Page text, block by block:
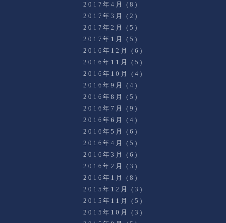
2017年4月
(8)
2017年3月
(2)
2017年2月
(5)
2017年1月
(5)
2016年12月
(6)
2016年11月
(5)
2016年10月
(4)
2016年9月
(4)
2016年8月
(5)
2016年7月
(9)
2016年6月
(4)
2016年5月
(6)
2016年4月
(5)
2016年3月
(6)
2016年2月
(3)
2016年1月
(8)
2015年12月
(3)
2015年11月
(5)
2015年10月
(3)